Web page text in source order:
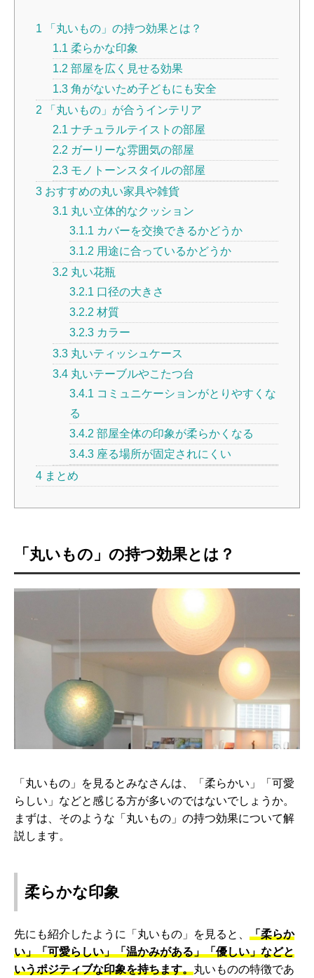
1 「丸いもの」の持つ効果とは？
1.1 柔らかな印象
1.2 部屋を広く見せる効果
1.3 角がないため子どもにも安全
2 「丸いもの」が合うインテリア
2.1 ナチュラルテイストの部屋
2.2 ガーリーな雰囲気の部屋
2.3 モノトーンスタイルの部屋
3 おすすめの丸い家具や雑貨
3.1 丸い立体的なクッション
3.1.1 カバーを交換できるかどうか
3.1.2 用途に合っているかどうか
3.2 丸い花瓶
3.2.1 口径の大きさ
3.2.2 材質
3.2.3 カラー
3.3 丸いティッシュケース
3.4 丸いテーブルやこたつ台
3.4.1 コミュニケーションがとりやすくな
る
3.4.2 部屋全体の印象が柔らかくなる
3.4.3 座る場所が固定されにくい
4 まとめ
「丸いもの」の持つ効果とは？
「丸いもの」を見るとみなさんは、「柔らかい」「可愛
らしい」などと感じる方が多いのではないでしょうか。
まずは、そのような「丸いもの」の持つ効果について解
説します。
柔らかな印象
先にも紹介したように「丸いもの」を見ると、 「柔らか
い」「可愛らしい」「温かみがある」「優しい」などと
いうポジティブな印象を持ちます。丸いものの特徴であ